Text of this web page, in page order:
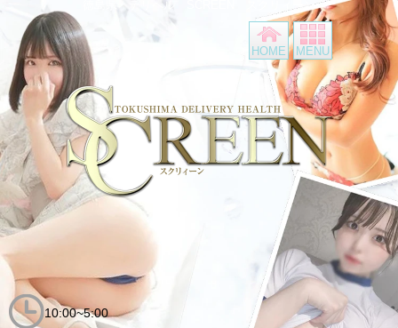
徳島県 デリヘル SCREEN スクリィーン
MENU
HOME
10:00~5:00